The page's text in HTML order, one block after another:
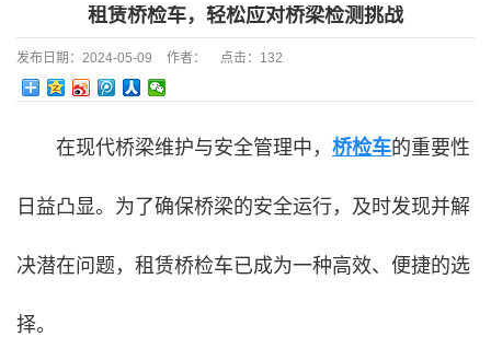
租赁桥检车，轻松应对桥梁检测挑战
发布日期： 2024-05-09 作者： 点击： 132
在现代桥梁维护与安全管理中， 桥检车的重要性
日益凸显。为了确保桥梁的安全运行，及时发现并解
决潜在问题，租赁桥检车已成为一种高效、便捷的选
择。